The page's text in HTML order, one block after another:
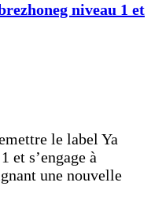
niveau 1 et
le label Ya
et s’engage à
une nouvelle